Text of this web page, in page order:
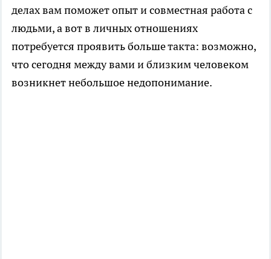
делах вам поможет опыт и совместная работа с
людьми, а вот в личных отношениях
потребуется проявить больше такта: возможно,
что сегодня между вами и близким человеком
возникнет небольшое недопонимание.